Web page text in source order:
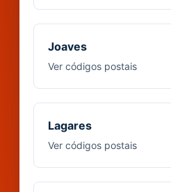
Joaves
Ver códigos postais
Lagares
Ver códigos postais